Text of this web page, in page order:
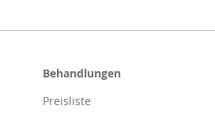
Behandlungen
Preisliste